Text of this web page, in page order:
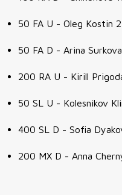
50 FA U - Oleg Kostin
50 FA D - Arina
200 RA U - Kirill
50 SL U - Kolesnikov
400 SL D - Sofia
200 MX D - Anna